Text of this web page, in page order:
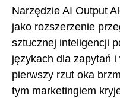
Narzędzie AI Output
jako rozszerzenie
sztucznej inteligencji
językach dla zapytań
pierwszy rzut oka
tym marketingiem